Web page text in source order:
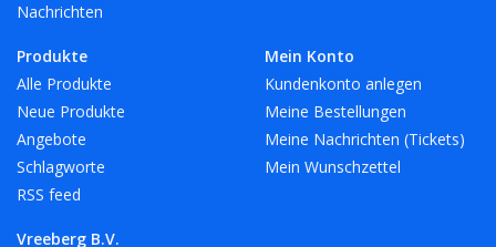
Nachrichten
Produkte
Alle Produkte
Neue Produkte
Angebote
Schlagworte
RSS feed
Mein Konto
Kundenkonto anlegen
Meine Bestellungen
Meine Nachrichten (Tickets)
Mein Wunschzettel
Vreeberg B.V.